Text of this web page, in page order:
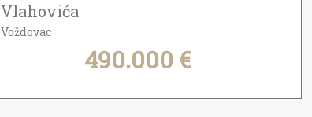
Vlahovića
Voždovac
490.000 €